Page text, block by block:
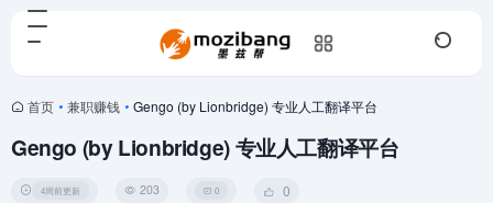
首页 • 兼职赚钱 • Gengo (by Lionbridge) 专业人工翻译平台
Gengo (by Lionbridge) 专业人工翻译平台
4周前更新 203 0 0